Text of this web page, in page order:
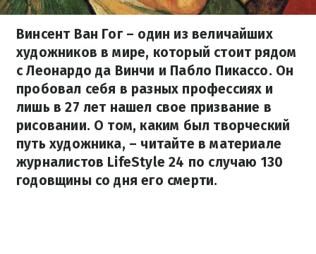
Винсент Ван Гог – один из величайших
художников в мире, который стоит рядом
с Леонардо да Винчи и Пабло Пикассо. Он
пробовал себя в разных профессиях и
лишь в 27 лет нашел свое призвание в
рисовании. О том, каким был творческий
путь художника, – читайте в материале
журналистов LifeStyle 24 по случаю 130
годовщины со дня его смерти.